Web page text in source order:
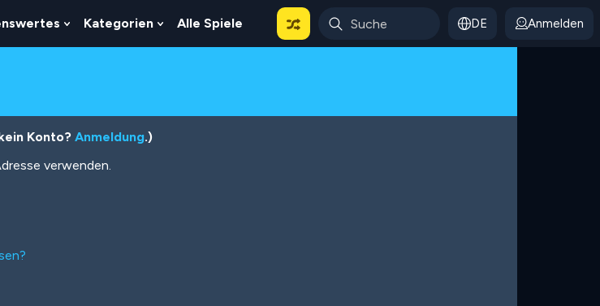
Show
Submenu
Kategorien
Show
Submenu
Alle Spiele DE Anmelden
Konto? Anmeldung.)
verwenden.